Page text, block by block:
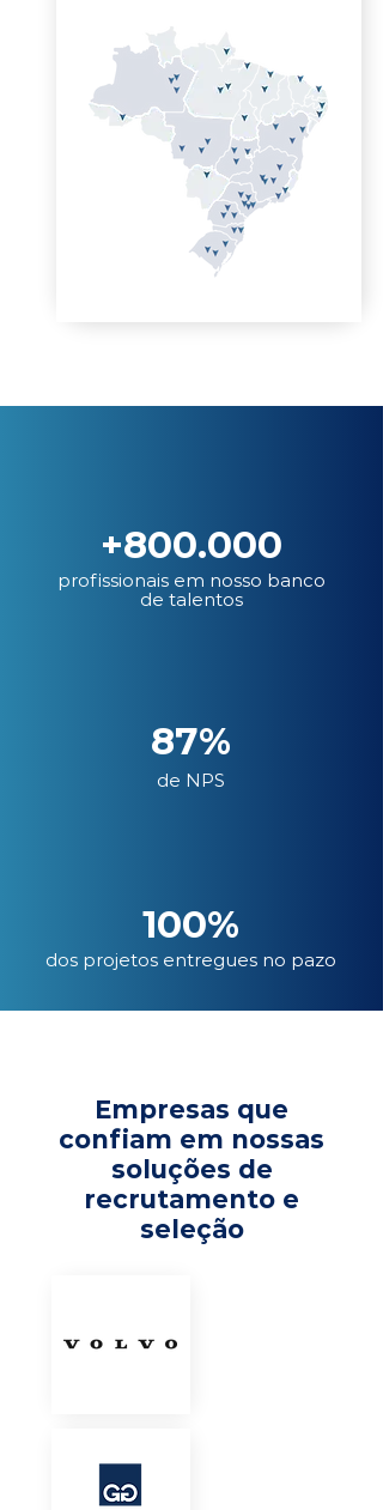
+800.000
profissionais em nosso banco
de talentos
87%
de NPS
100%
dos projetos entregues no pazo
Empresas que
confiam em nossas
soluções de
recrutamento e
seleção